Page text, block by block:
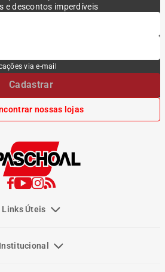
e descontos imperdíveis
via e-mail
Cadastrar
nossas lojas
Links Úteis
Institucional